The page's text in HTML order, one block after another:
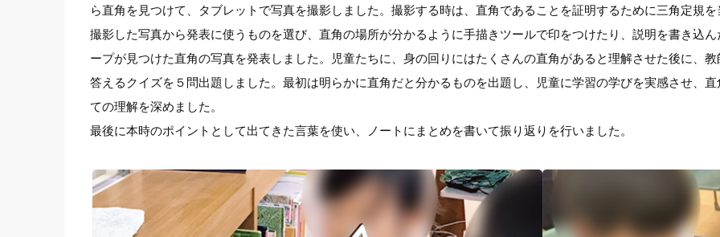
ら直角を見つけて、タブレットで写真を撮影しました。撮影する時は、直角であることを証明するために三角定規
撮影した写真から発表に使うものを選び、直角の場所が分かるように手描きツールで印をつけたり、説明を書き込
ープが見つけた直角の写真を発表しました。児童たちに、身の回りにはたくさんの直角があると理解させた後に、
答えるクイズを５問出題しました。最初は明らかに直角だと分かるものを出題し、児童に学習の学びを実感させ、
ての理解を深めました。
最後に本時のポイントとして出てきた言葉を使い、ノートにまとめを書いて振り返りを行いました。